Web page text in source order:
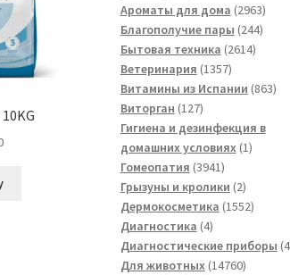
товаров
Ароматы для дома 29632963
Благополучие пары 244244
Бытовая техника 26142614
Ветеринария 13571357
товаров
Витамины из Испании 863863
Виторган 127127
товаров
Гигиена и дезинфекция в
домашних условиях 11
Гомеопатия 39413941
товар
Грызуны и кролики 22
товара
Дермокосметика 15521552
Диагностика 44
товара
Диагностические приборы
Для животных 1476014760